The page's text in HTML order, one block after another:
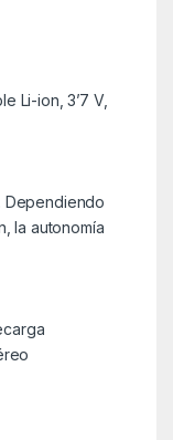
Li-ion, 3’7 V,
Dependiendo
la autonomía